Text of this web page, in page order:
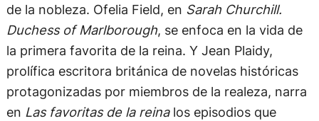
de la nobleza. Ofelia Field, en Sarah Churchill.
Duchess of Marlborough, se enfoca en la vida de
la primera favorita de la reina. Y Jean Plaidy,
prolífica escritora británica de novelas históricas
protagonizadas por miembros de la realeza, narra
en Las favoritas de la reina los episodios que